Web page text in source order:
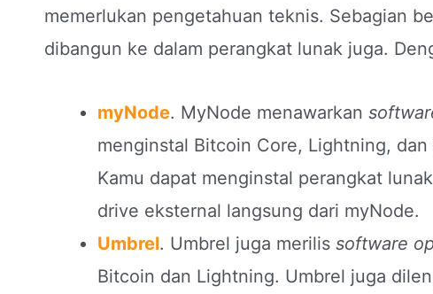
memerlukan pengetahuan teknis. Sebagian
dibangun ke dalam perangkat lunak juga.
myNode. MyNode menawarkan
menginstal Bitcoin Core, Lightning,
Kamu dapat menginstal perangkat
drive eksternal langsung dari myNode.
Umbrel. Umbrel juga merilis software
Bitcoin dan Lightning. Umbrel juga